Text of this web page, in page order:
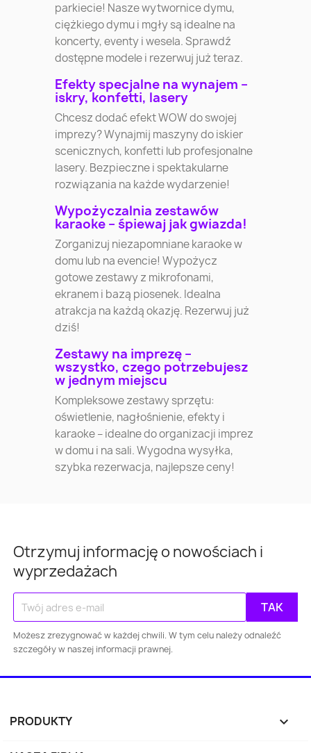
Warszawa Kraków
Gdańsk Szczecin Bydgoszcz
parkiecie! Nasze wytwornice dymu,
ciężkiego dymu i mgły są idealne na
koncerty, eventy i wesela. Sprawdź
dostępne modele i rezerwuj już teraz.
Efekty specjalne na wynajem –
iskry, konfetti, lasery
Chcesz dodać efekt WOW do swojej
imprezy? Wynajmij maszyny do iskier
scenicznych, konfetti lub profesjonalne
lasery. Bezpieczne i spektakularne
rozwiązania na każde wydarzenie!
Wypożyczalnia zestawów
karaoke – śpiewaj jak gwiazda!
Zorganizuj niezapomniane karaoke w
domu lub na evencie! Wypożycz
gotowe zestawy z mikrofonami,
ekranem i bazą piosenek. Idealna
atrakcja na każdą okazję. Rezerwuj już
dziś!
Zestawy na imprezę –
wszystko, czego potrzebujesz
w jednym miejscu
Kompleksowe zestawy sprzętu:
oświetlenie, nagłośnienie, efekty i
karaoke – idealne do organizacji imprez
w domu i na sali. Wygodna wysyłka,
szybka rezerwacja, najlepsze ceny!
Otrzymuj informację o nowościach i
wyprzedażach
Możesz zrezygnować w każdej chwili. W tym celu należy odnaleźć
szczegóły w naszej informacji prawnej.
PRODUKTY 